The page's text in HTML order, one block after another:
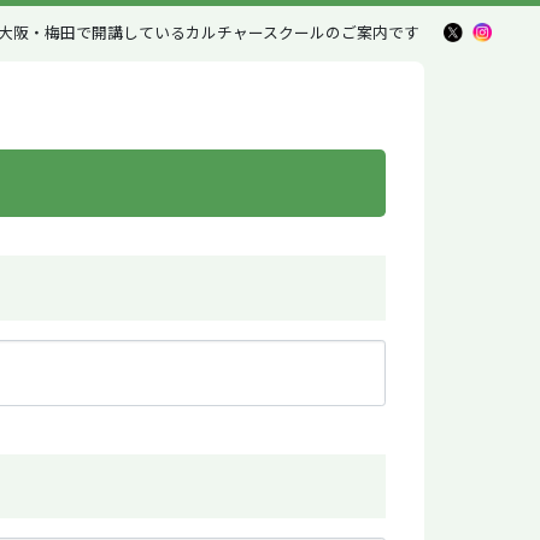
阪・梅田で開講しているカルチャースクールのご案内です